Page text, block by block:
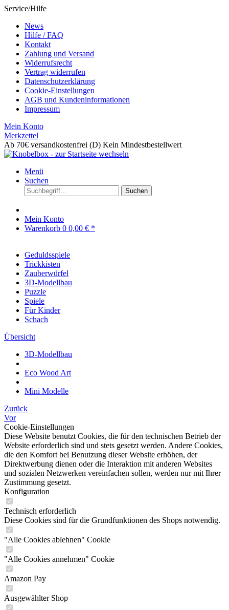
Service/Hilfe
News
Hilfe / FAQ
Kontakt
Zahlung und Versand
Widerrufsrecht
Vertrag widerrufen
Datenschutzerklärung
Cookie-Einstellungen
AGB und Kundeninformationen
Impressum
Mein Konto
Merkzettel
Ab 70€ versandkostenfrei (D) Kein Mindestbestellwert
Menü
Suchen
Suchen
Mein Konto
Warenkorb 0 0,00 € *
Geduldsspiele
Trickkisten
Zauberwürfel
3D-Modellbau
Puzzle
Spiele
Für Kinder
Schach
Übersicht
3D-Modellbau
Eco Wood Art
Mini Modelle
Zurück
Vor
Cookie-Einstellungen
Diese Website benutzt Cookies, die für den technischen Betrieb der
Website erforderlich sind und stets gesetzt werden. Andere Cookies,
die den Komfort bei Benutzung dieser Website erhöhen, der
Direktwerbung dienen oder die Interaktion mit anderen Websites
und sozialen Netzwerken vereinfachen sollen, werden nur mit Ihrer
Zustimmung gesetzt.
Konfiguration
Technisch erforderlich
Diese Cookies sind für die Grundfunktionen des Shops notwendig.
"Alle Cookies ablehnen" Cookie
"Alle Cookies annehmen" Cookie
Amazon Pay
Ausgewählter Shop